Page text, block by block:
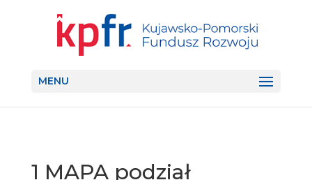
MENU
1 MAPA podział